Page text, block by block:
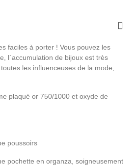
faciles à porter ! Vous pouvez les
l`accumulation de bijoux est très
les influenceuses de la mode,
plaqué or 750/1000 et oxyde de
poussoirs
pochette en organza, soigneusement